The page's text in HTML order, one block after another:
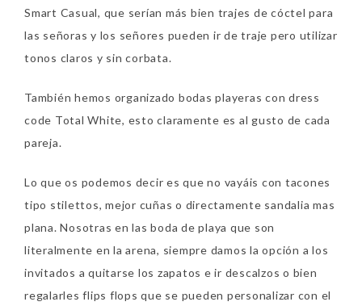
Smart Casual, que serían más bien trajes de cóctel para
las señoras y los señores pueden ir de traje pero utilizar
tonos claros y sin corbata.
También hemos organizado bodas playeras con dress
code Total White, esto claramente es al gusto de cada
pareja.
Lo que os podemos decir es que no vayáis con tacones
tipo stilettos, mejor cuñas o directamente sandalia mas
plana. Nosotras en las boda de playa que son
literalmente en la arena, siempre damos la opción a los
invitados a quitarse los zapatos e ir descalzos o bien
regalarles flips flops que se pueden personalizar con el